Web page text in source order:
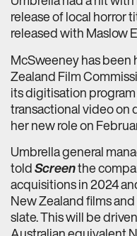
release of local horror
released with Maslow
McSweeney has
Zealand Film
its digitisation
transactional video on
her new role on
Umbrella general
toldScreenthe
acquisitions in 2024
New Zealand films
slate. This will be